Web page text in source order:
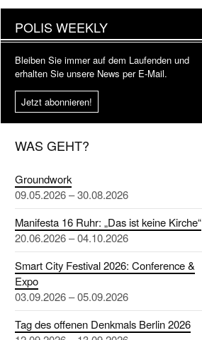
POLIS WEEKLY
Bleiben Sie immer auf dem Laufenden und
erhalten Sie unsere News per E-Mail.
Jetzt abonnieren!
WAS GEHT?
Groundwork
09.05.2026 – 30.08.2026
Manifesta 16 Ruhr: „Das ist keine Kirche“
20.06.2026 – 04.10.2026
Smart City Festival 2026: Conference &
Expo
03.09.2026 – 05.09.2026
Tag des offenen Denkmals Berlin 2026